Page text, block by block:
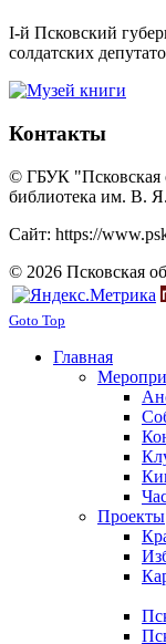
I-й Псковский
солдатских
Контакты
© ГБУК "Псковская
библиотека им. В.
Сайт: https://
© 2026 Псковская
Goto Top
Главная
Проекты